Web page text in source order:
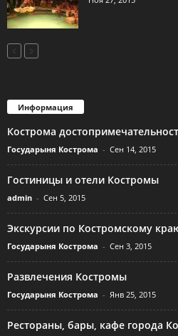
Информация
Кострома
Государыня Кострома - Сен 14, 2015
Гостиницы и отели Костромы
admin - Сен 5, 2015
Экскурсии по Костромскому
Государыня Кострома - Сен 3, 2015
Развлечения Костромы
Государыня Кострома - Янв 25, 2015
Рестораны, бары, кафе города